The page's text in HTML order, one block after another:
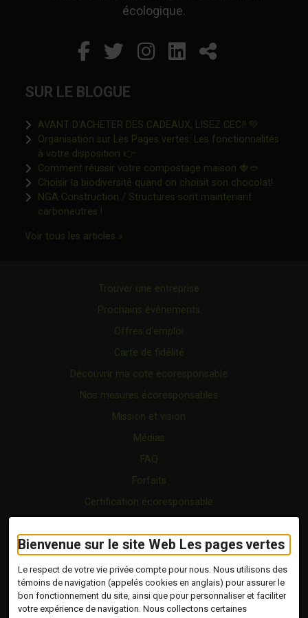
Bienvenue sur le site Web Les pages vertes
Le respect de votre vie privée compte pour nous. Nous utilisons des
témoins de navigation (appelés cookies en anglais) pour assurer le
bon fonctionnement du site, ainsi que pour personnaliser et faciliter
votre expérience de navigation. Nous collectons certaines
écologique.
Facebook
Ce lien s'ouvrira dans
Twitter
Ce lien s'ouvrira
Instagram
Ce lien s'ouvrira
LinkedIn
Ce lien
Partager
SUR LE BLOGUE
AVANT D’ACHETER DES CADEAUX, LISEZ CECI! 💚
Organisation sur Les Pages vertes: Les fonctionnalités
à votre disposition 👉Ce lien s'ouvrira dans une nouvelle
Comment réussir votre compostage maison 🍓🥙
Choisir la biodiversité quand on choisit son chocolat!Ce lien
NGA Construction / Structures sont maintenant
carboneutres !Ce lien s'ouvrira dans une nouvelle fenêtre"
Voir tous les articles »Ce lien s'ouvrira dans une nouvelle
Trouver une entreprise
Prochains événements
Offres d’emploi
Carte de fidélité
Découvrir ma cote écoresponsable
Nos mesures écoresponsables
Mission et vision
Médias
FAQ
Forfaits
Certification écoresponsable
Vidéo
Blogue
Copyright © 2026 Tous droits réservés.
Les Pages Vertes | Répertoire d'entreprises